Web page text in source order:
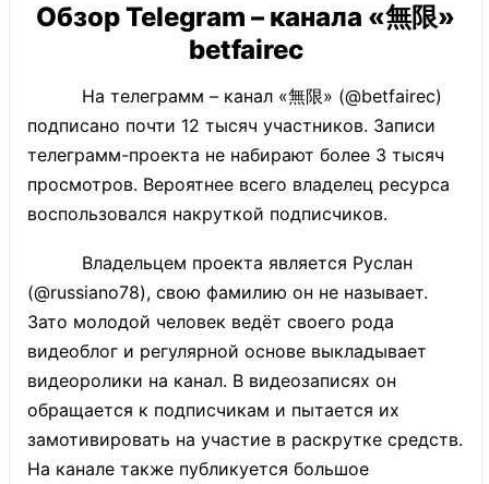
Обзор Telegram – канала «無限»
betfairec
На телеграмм – канал «無限» (@betfairec)
подписано почти 12 тысяч участников. Записи
телеграмм-проекта не набирают более 3 тысяч
просмотров. Вероятнее всего владелец ресурса
воспользовался накруткой подписчиков.
Владельцем проекта является Руслан
(@russiano78), свою фамилию он не называет.
Зато молодой человек ведёт своего рода
видеоблог и регулярной основе выкладывает
видеоролики на канал. В видеозаписях он
обращается к подписчикам и пытается их
замотивировать на участие в раскрутке средств.
На канале также публикуется большое